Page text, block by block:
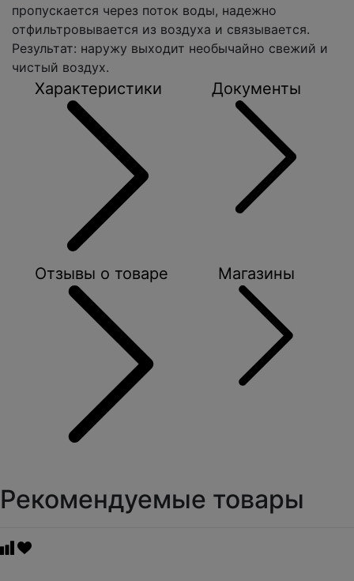
пропускается через поток воды, надежно
отфильтровывается из воздуха и связывается.
Результат: наружу выходит необычайно свежий и
чистый воздух.
Характеристики Документы
Отзывы о товаре Магазины
Рекомендуемые товары